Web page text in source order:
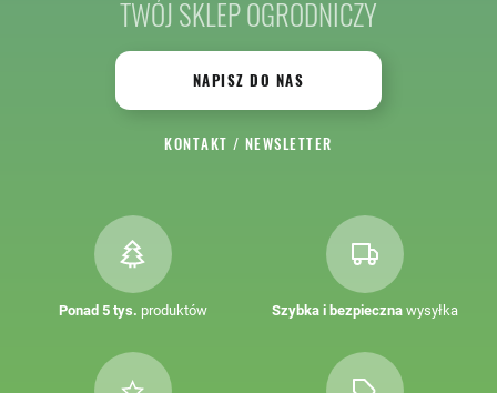
TWÓJ SKLEP OGRODNICZY
NAPISZ DO NAS
KONTAKT / NEWSLETTER
Ponad 5 tys. produktów Szybka i bezpiecznawysyłka